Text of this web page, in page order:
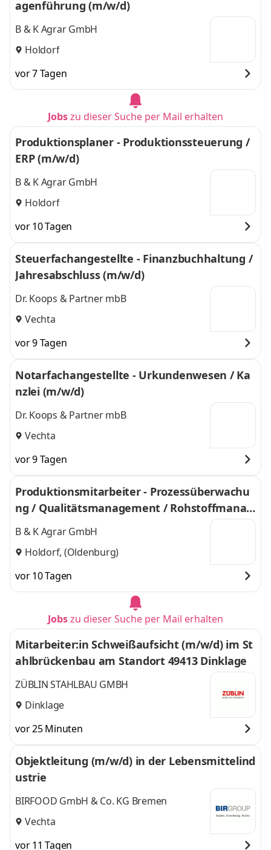
agenführung (m/w/d)
B & K Agrar GmbH
Holdorf
vor 7 Tagen
Jobszu dieser Suche per Mail erhalten
Produktionsplaner - Produktionssteuerung /
ERP (m/w/d)
B & K Agrar GmbH
Holdorf
vor 10 Tagen
Steuerfachangestellte - Finanzbuchhaltung /
Jahresabschluss (m/w/d)
Dr. Koops & Partner mbB
Vechta
vor 9 Tagen
Notarfachangestellte - Urkundenwesen / Ka
nzlei (m/w/d)
Dr. Koops & Partner mbB
Vechta
vor 9 Tagen
Produktionsmitarbeiter - Prozessüberwachu
ng / Qualitätsmanagement / Rohstoffmanag
ement (m/w/d)
B & K Agrar GmbH
Holdorf, (Oldenburg)
vor 10 Tagen
Jobszu dieser Suche per Mail erhalten
Mitarbeiter:in Schweißaufsicht (m/w/d) im St
ahlbrückenbau am Standort 49413 Dinklage
ZÜBLIN STAHLBAU GMBH
Dinklage
vor 25 Minuten
Objektleitung (m/w/d) in der Lebensmittelind
ustrie
BIRFOOD GmbH & Co. KG Bremen
Vechta
vor 11 Tagen